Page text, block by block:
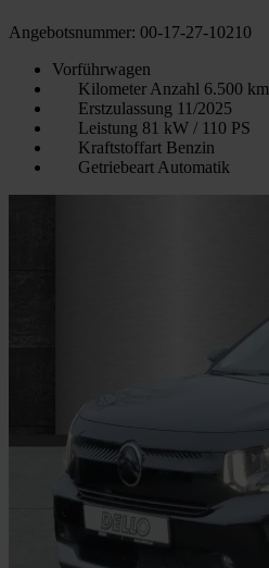
Angebotsnummer: 00-17-27-10210
Vorführwagen
Kilometer Anzahl 6.500 km
Erstzulassung 11/2025
Leistung 81 kW / 110 PS
Kraftstoffart Benzin
Getriebeart Automatik